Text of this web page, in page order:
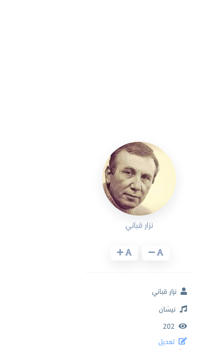
نزار قباني
نزار قباني
نيسَان
202
تعديل